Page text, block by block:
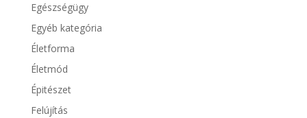
Egészségügy
Egyéb kategória
Életforma
Életmód
Épitészet
Felújítás